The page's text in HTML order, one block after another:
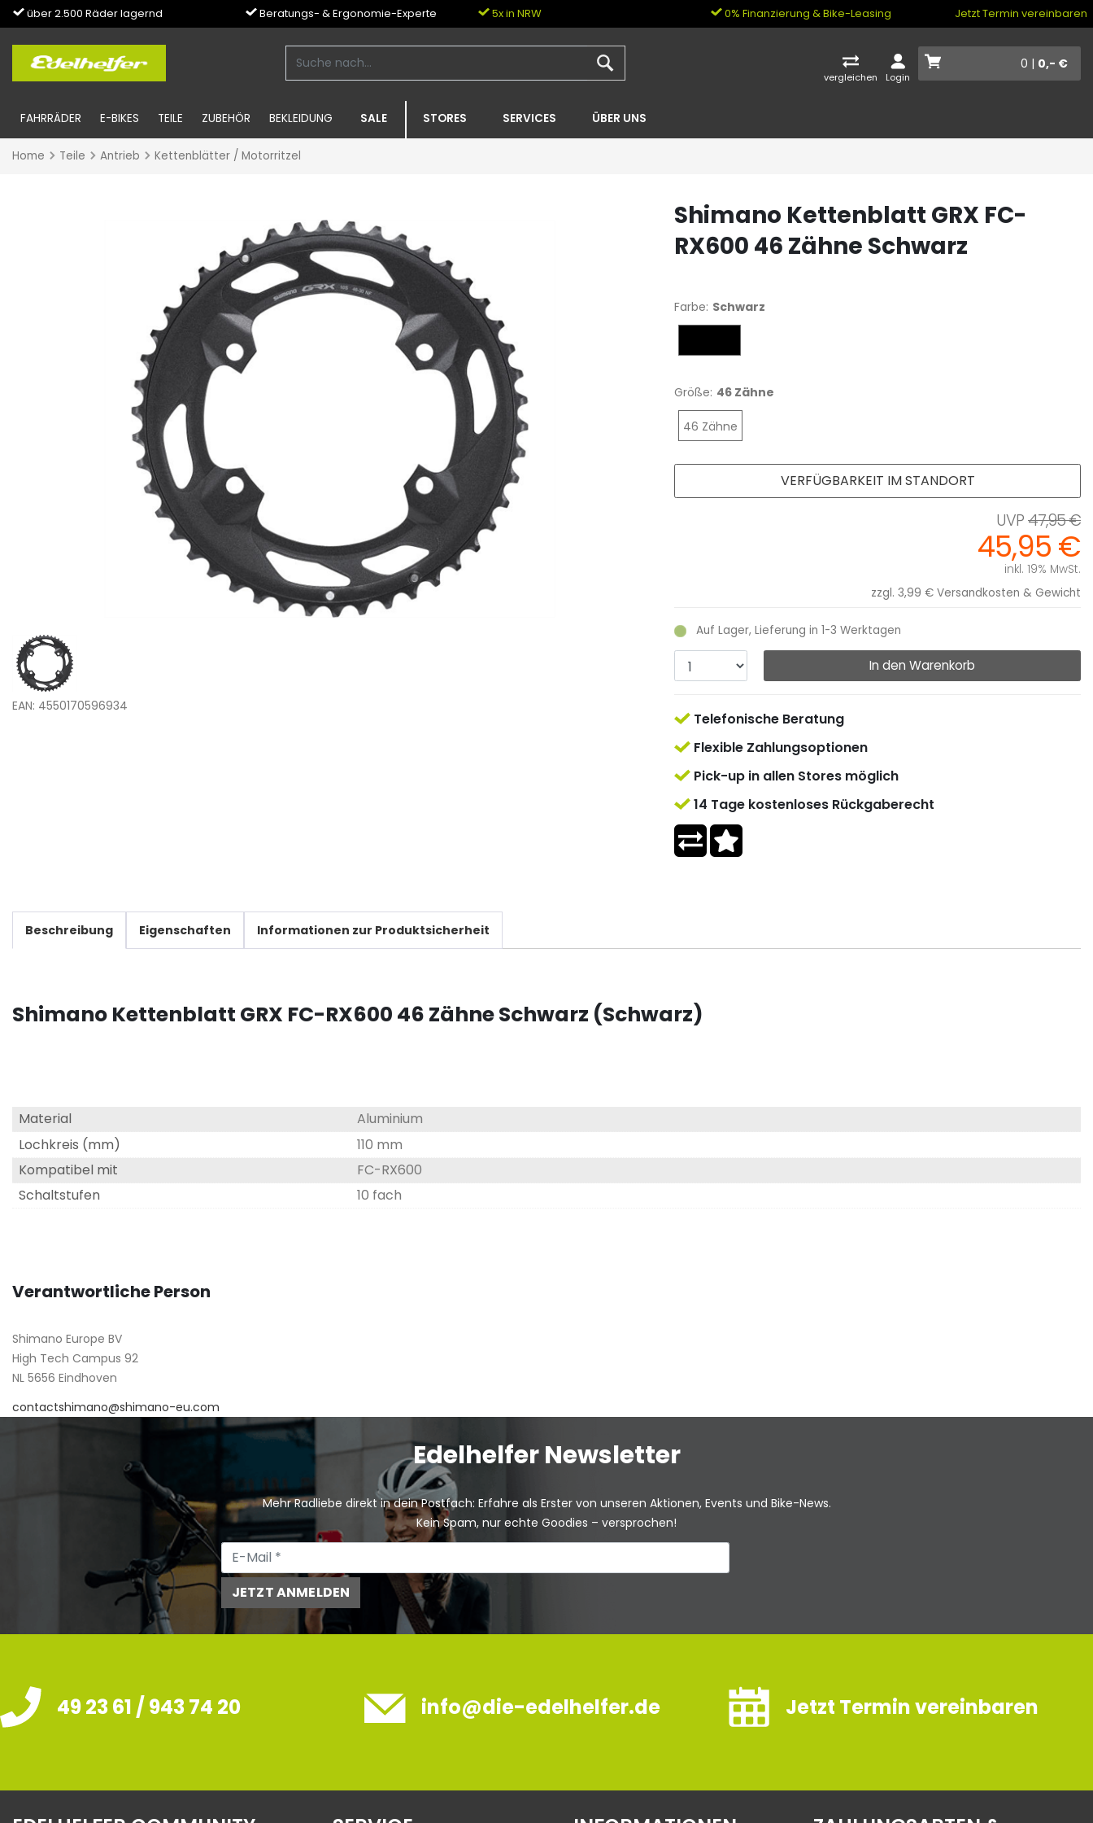
über 2.500 Räder lagernd Beratungs- & Ergonomie-Experte 5x in NRW 0% Finanzierung & Bike-Leasing Jetzt Termin vereinbaren
vergleichen Login
0 | 0,- €
FAHRRÄDER E-BIKES TEILE ZUBEHÖR BEKLEIDUNG SALE STORES SERVICES ÜBER UNS
Home Teile Antrieb Kettenblätter / Motorritzel
EAN: 4550170596934
Shimano Kettenblatt GRX FC-
RX600 46 Zähne Schwarz
Farbe: Schwarz
Größe: 46 Zähne
46 Zähne
47,95 €
45,95 €
inkl. 19% MwSt.
zzgl. 3,99 € Versandkosten & Gewicht
Auf Lager, Lieferung in 1-3 Werktagen
In den Warenkorb
VERFÜGBARKEIT IM STANDORT
Telefonische Beratung
Flexible Zahlungsoptionen
Pick-up in allen Stores möglich
14 Tage kostenloses Rückgaberecht
Beschreibung Eigenschaften Informationen zur Produktsicherheit
Shimano Kettenblatt GRX FC-RX600 46 Zähne Schwarz (Schwarz)
Material
Aluminium
Lochkreis (mm)
110 mm
Kompatibel mit
FC-RX600
Schaltstufen
10 fach
Verantwortliche Person
Shimano Europe BV
High Tech Campus 92
NL 5656 Eindhoven
contactshimano@shimano-eu.com
Edelhelfer Newsletter
Mehr Radliebe direkt in dein Postfach: Erfahre als Erster von unseren Aktionen, Events und Bike-News.
Kein Spam, nur echte Goodies – versprochen!
JETZT ANMELDEN
49 23 61 / 943 74 20 info@die-edelhelfer.de Jetzt Termin vereinbaren